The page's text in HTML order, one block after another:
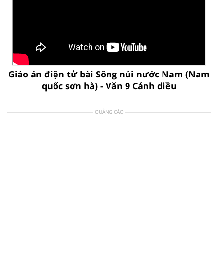
Giáo án điện tử bài Sông núi nước Nam (Nam
quốc sơn hà) - Văn 9 Cánh diều
QUẢNG CÁO